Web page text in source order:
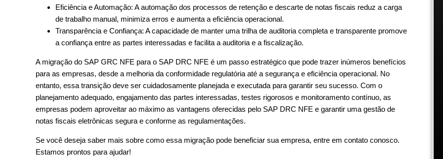
Eficiência e Automação: A automação dos processos de retenção e descarte de notas fiscais reduz a carga
de trabalho manual, minimiza erros e aumenta a eficiência operacional.
Transparência e Confiança: A capacidade de manter uma trilha de auditoria completa e transparente promove
a confiança entre as partes interessadas e facilita a auditoria e a fiscalização.
A migração do SAP GRC NFE para o SAP DRC NFE é um passo estratégico que pode trazer inúmeros benefícios
para as empresas, desde a melhoria da conformidade regulatória até a segurança e eficiência operacional. No
entanto, essa transição deve ser cuidadosamente planejada e executada para garantir seu sucesso. Com o
planejamento adequado, engajamento das partes interessadas, testes rigorosos e monitoramento contínuo, as
empresas podem aproveitar ao máximo as vantagens oferecidas pelo SAP DRC NFE e garantir uma gestão de
notas fiscais eletrônicas segura e conforme as regulamentações.
Se você deseja saber mais sobre como essa migração pode beneficiar sua empresa, entre em contato conosco.
Estamos prontos para ajudar!